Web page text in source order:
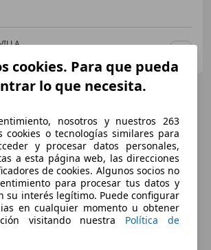
cookies. Para que pueda
lo que necesita.
nosotros y nuestros 263
cookies o tecnologías similares para
y procesar datos personales,
a esta página web, las direcciones
de cookies. Algunos socios no
para procesar tus datos y
su interés legítimo. Puede configurar
en cualquier momento u obtener
visitando nuestra Política de